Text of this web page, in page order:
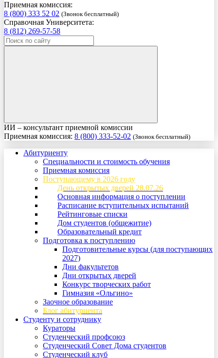
Приемная комиссия:
8 (800) 333 52 02 (Звонок бесплатный)
Справочная Университета:
8 (812) 269-57-58
ИИ – консультант приемной комиссии
Приемная комиссия: 8 (800) 333-52-02 (Звонок бесплатный)
Абитуриенту
Специальности и стоимость обучения
Приемная комиссия
Поступающему в 2026 году
День открытых дверей 28.07.26
Основная информация о поступлении
Расписание вступительных испытаний
Рейтинговые списки
Дом студентов (общежитие)
Образовательный кредит
Подготовка к поступлению
Подготовительные курсы (для поступающих
2027)
Дни факультетов
Дни открытых дверей
Конкурс творческих работ
Гимназия «Ольгино»
Заочное образование
Блог абитуриента
Студенту и сотруднику
Кураторы
Студенческий профсоюз
Студенческий Совет Дома студентов
Студенческий клуб